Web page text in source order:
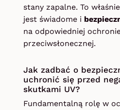
stany zapalne. To
jest świadome i
na odpowiedniej
przeciwsłonecznej.
Jak zadbać o
uchronić się przed
skutkami UV?
Fundamentalną rolę w